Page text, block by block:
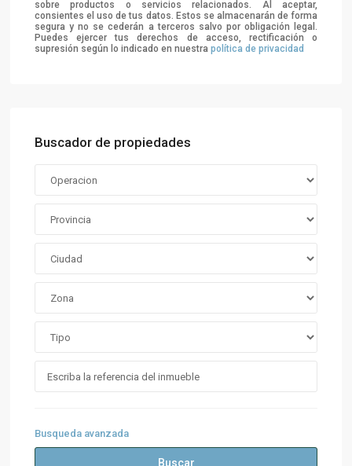
sobre productos o servicios relacionados. Al aceptar,
consientes el uso de tus datos. Estos se almacenarán de forma
segura y no se cederán a terceros salvo por obligación legal.
Puedes ejercer tus derechos de acceso, rectificación o
supresión según lo indicado en nuestrapolítica de privacidad
Buscador de propiedades
Busqueda avanzada
Buscar